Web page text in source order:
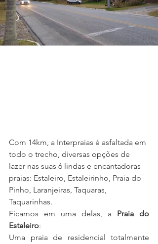
Com 14km, a Interpraias é asfaltada em
todo o trecho, diversas opções de
lazer nas suas 6 lindas e encantadoras
praias: Estaleiro, Estaleirinho, Praia do
Pinho, Laranjeiras, Taquaras,
Taquarinhas.
Ficamos em uma delas, a Praia do
Estaleiro:
Uma praia de residencial totalmente